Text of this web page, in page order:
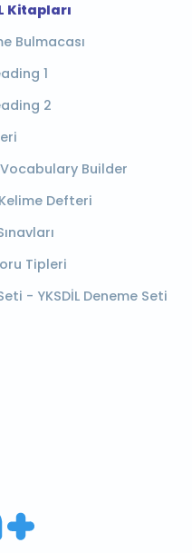
Kitapları
Bulmacası
1
2
Builder
Kelime Defteri
Tipleri
- YKSDİL Deneme Seti